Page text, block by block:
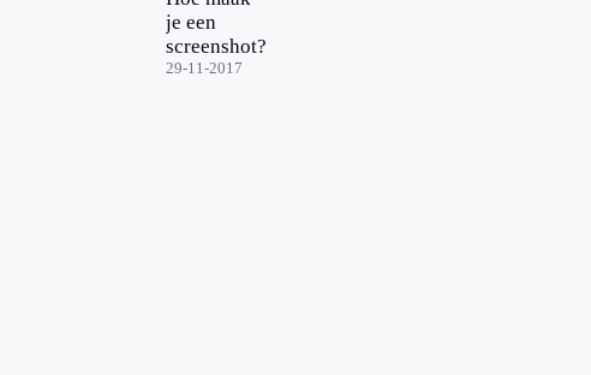
je een
screenshot?
29-11-2017